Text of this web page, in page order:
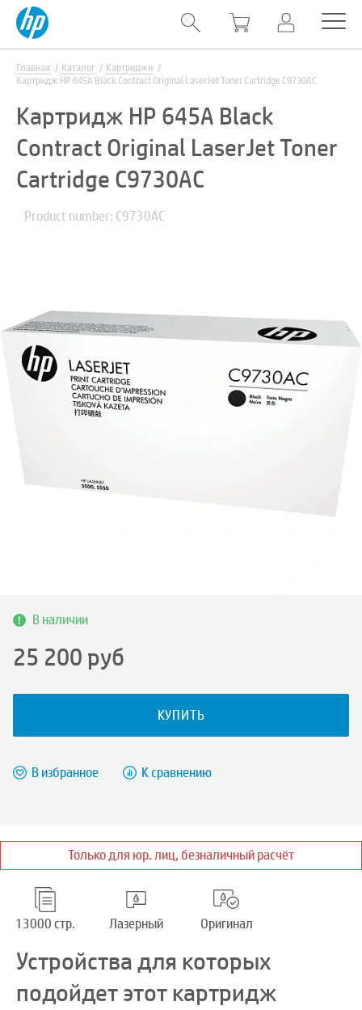
Главная Каталог
Картриджи
Картридж HP 645А Black Contract Original LaserJet Toner Cartridge C9730AC
Картридж HP 645А Black
Contract Original LaserJet Toner
Cartridge C9730AC
Product number: C9730AC
В наличии
25 200 руб
КУПИТЬ
В избранное К сравнению
Только для юр. лиц, безналичный расчёт
13000 стр. Лазерный Оригинал
Устройства для которых
подойдет этот картридж